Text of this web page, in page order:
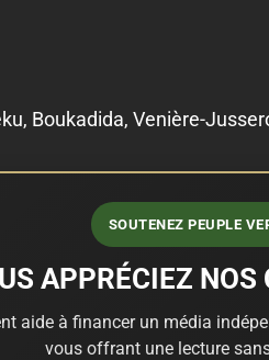
Boukadida, Venière-
SOUTENEZ PEUPLE
APPRÉCIEZ NOS
aide à financer un média
vous offrant une lecture